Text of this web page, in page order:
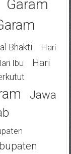
Garam
Bhakti
Hari
Ibu
Hari
Jawa